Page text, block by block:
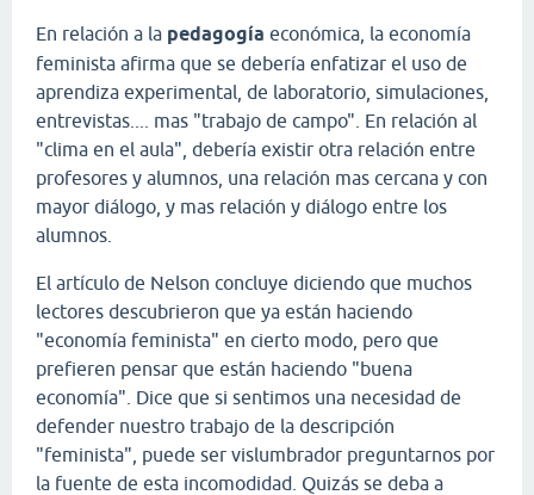
En relación a la pedagogía económica, la economía
feminista afirma que se debería enfatizar el uso de
aprendiza experimental, de laboratorio, simulaciones,
entrevistas.... mas "trabajo de campo". En relación al
"clima en el aula", debería existir otra relación entre
profesores y alumnos, una relación mas cercana y con
mayor diálogo, y mas relación y diálogo entre los
alumnos.
El artículo de Nelson concluye diciendo que muchos
lectores descubrieron que ya están haciendo
"economía feminista" en cierto modo, pero que
prefieren pensar que están haciendo "buena
economía". Dice que si sentimos una necesidad de
defender nuestro trabajo de la descripción
"feminista", puede ser vislumbrador preguntarnos por
la fuente de esta incomodidad. Quizás se deba a